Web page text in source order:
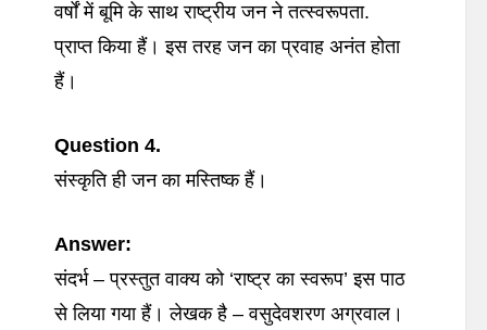
वर्षों में बूमि के साथ राष्ट्रीय जन ने तत्स्वरूपता.
प्राप्त किया हैं। इस तरह जन का प्रवाह अनंत होता
हैं।
Question 4.
संस्कृति ही जन का मस्तिष्क हैं।
Answer:
संदर्भ – प्रस्तुत वाक्य को ‘राष्ट्र का स्वरूप’ इस पाठ
से लिया गया हैं। लेखक है – वसुदेवशरण अग्रवाल।